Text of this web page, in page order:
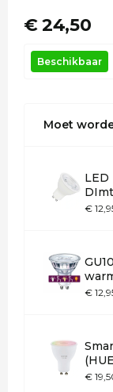
€ 24,50
Beschikbaar
Moet
LED
€
€
€